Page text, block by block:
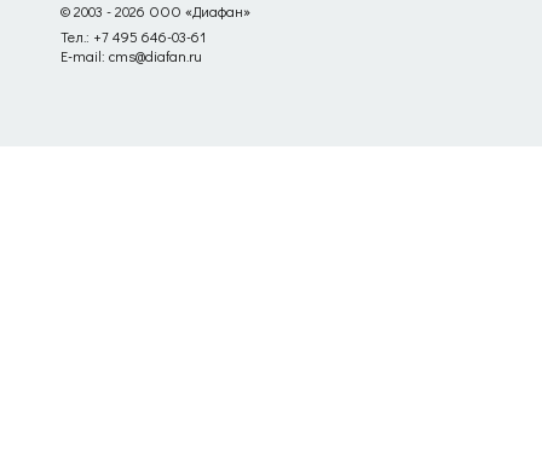
© 2003 - 2026 ООО «Диафан»
Тел.: +7 495 646-03-61
E-mail: cms@diafan.ru